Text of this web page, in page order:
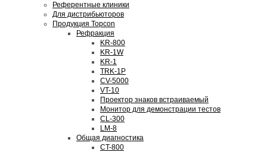
Референтные клиники
Для дистрибьюторов
Продукция Topcon
Рефракция
KR-800
KR-1W
KR-1
TRK-1P
CV-5000
VT-10
Проектор знаков встраиваемый
Монитор для демонстрации тестов
CL-300
LM-8
Общая диагностика
CT-800